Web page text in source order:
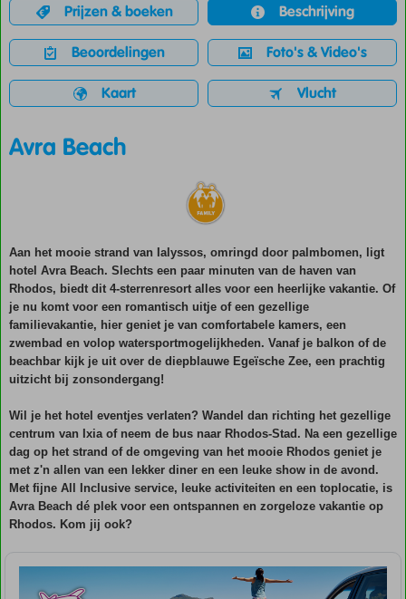
Prijzen & boeken Beschrijving
Beoordelingen Foto's & Video's
Kaart Vlucht
Avra Beach
Aan het mooie strand van Ialyssos, omringd door palmbomen, ligt
hotel Avra Beach. Slechts een paar minuten van de haven van
Rhodos, biedt dit 4-sterrenresort alles voor een heerlijke vakantie. Of
je nu komt voor een romantisch uitje of een gezellige
familievakantie, hier geniet je van comfortabele kamers, een
zwembad en volop watersportmogelijkheden. Vanaf je balkon of de
beachbar kijk je uit over de diepblauwe Egeïsche Zee, een prachtig
uitzicht bij zonsondergang!
Wil je het hotel eventjes verlaten? Wandel dan richting het gezellige
centrum van Ixia of neem de bus naar Rhodos-Stad. Na een gezellige
dag op het strand of de omgeving van het mooie Rhodos geniet je
met z'n allen van een lekker diner en een leuke show in de avond.
Met fijne All Inclusive service, leuke activiteiten en een toplocatie, is
Avra Beach dé plek voor een ontspannen en zorgeloze vakantie op
Rhodos. Kom jij ook?